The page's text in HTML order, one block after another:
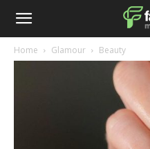
Home Glamour Beauty